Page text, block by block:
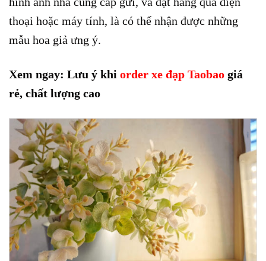
thoại hoặc máy tính, là có thể nhận được những
mẫu hoa giả ưng ý.
Xem ngay: Lưu ý khi order xe đạp Taobao giá
rẻ, chất lượng cao